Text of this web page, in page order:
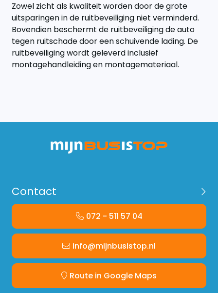
Zowel zicht als kwaliteit worden door de grote
uitsparingen in de ruitbeveiliging niet verminderd.
Bovendien beschermt de ruitbeveiliging de auto
tegen ruitschade door een schuivende lading. De
ruitbeveiliging wordt geleverd inclusief
montagehandleiding en montagemateriaal.
Contact
072 - 511 57 04
info@mijnbusistop.nl
Route in Google Maps